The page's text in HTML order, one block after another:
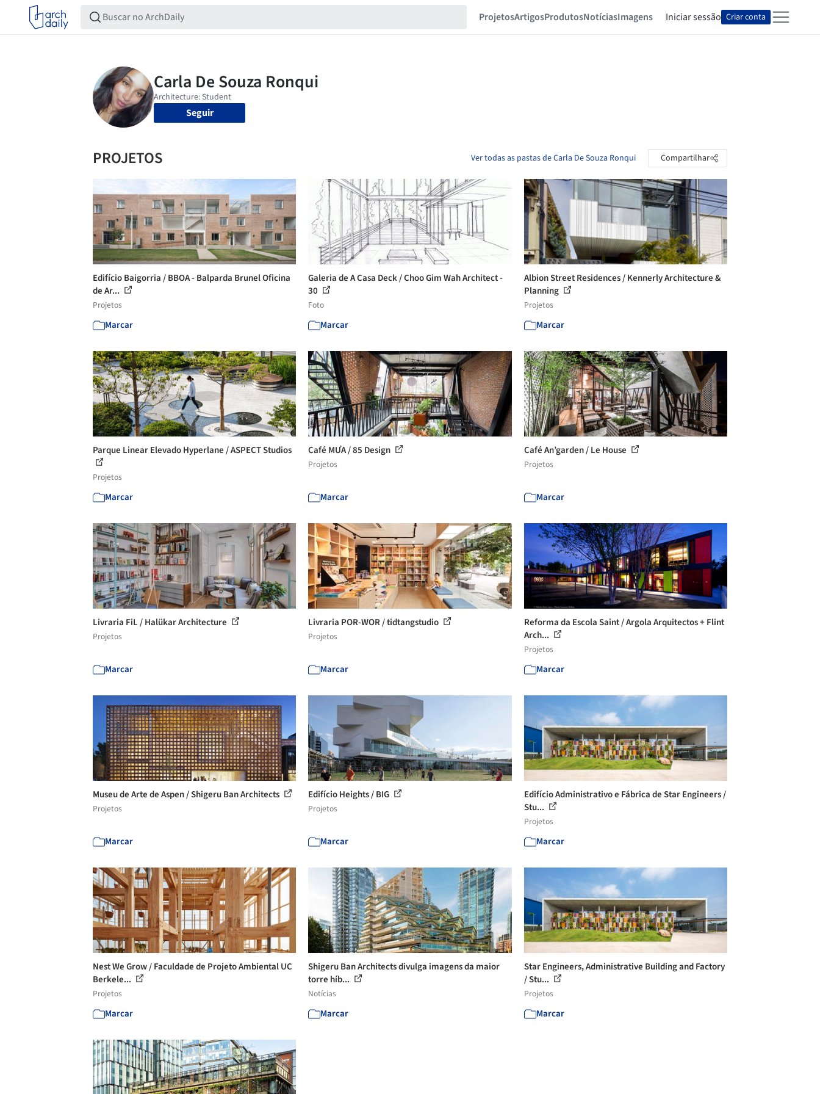
ProjetosArtigosProdutosNotíciasImagens Iniciar sessão Criar conta
Seguir
PROJETOS Ver todas as pastas de Carla De Souza Ronqui Compartilhar
Edifício Baigorria / BBOA - Balparda Brunel Oficina
de Ar...
Projetos
Marcar
Galeria de A Casa Deck / Choo Gim Wah Architect -
30
Foto
Marcar
Albion Street Residences / Kennerly Architecture &
Planning
Projetos
Marcar
Parque Linear Elevado Hyperlane / ASPECT Studios
Projetos
Marcar
Café MƯA / 85 Design
Projetos
Marcar
Café An’garden / Le House
Projetos
Marcar
Livraria FiL / Halükar Architecture
Projetos
Marcar
Livraria POR-WOR / tidtangstudio
Projetos
Marcar
Reforma da Escola Saint / Argola Arquitectos + Flint
Arch...
Projetos
Marcar
Museu de Arte de Aspen / Shigeru Ban Architects
Projetos
Marcar
Edifício Heights / BIG
Projetos
Marcar
Edifício Administrativo e Fábrica de Star Engineers /
Stu...
Projetos
Marcar
Nest We Grow / Faculdade de Projeto Ambiental UC
Berkele...
Projetos
Marcar
Shigeru Ban Architects divulga imagens da maior
torre híb...
Notícias
Marcar
Star Engineers, Administrative Building and Factory
/ Stu...
Projetos
Marcar